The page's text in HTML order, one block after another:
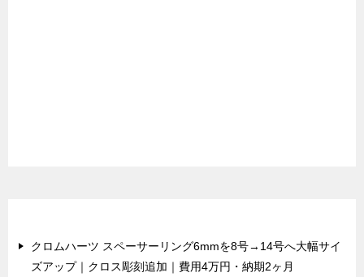
クロムハーツ スペーサーリング6mmを8号→14号へ大幅サイ
ズアップ｜クロス彫刻追加｜費用4万円・納期2ヶ月